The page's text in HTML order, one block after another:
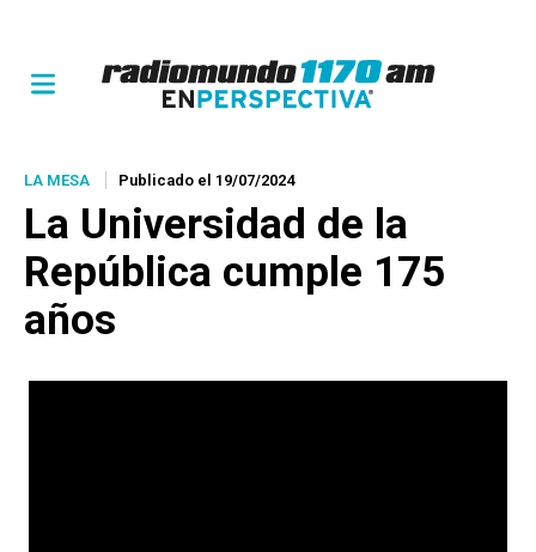
LA MESA Publicado el 19/07/2024
La Universidad de la
República cumple 175
años